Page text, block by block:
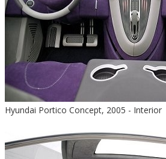
Hyundai Portico Concept, 2005 - Interior